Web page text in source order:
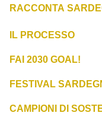
RACCONTA
IL PROCESSO
FAI 2030 GOAL!
FESTIVAL
CAMPIONI DI